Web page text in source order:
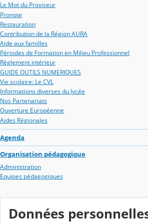
Le Mot du Proviseur
Pronote
Restauration
Contribution de la Région AURA
Aide aux familles
Périodes de Formation en Milieu Professionnel
Règlement intérieur
GUIDE OUTILS NUMERIQUES
Vie scolaire: Le CVL
Informations diverses du lycée
Nos Partenariats
Ouverture Européenne
Aides Régionales
Agenda
Organisation pédagogique
Administration
Equipes pédagogiques
Données